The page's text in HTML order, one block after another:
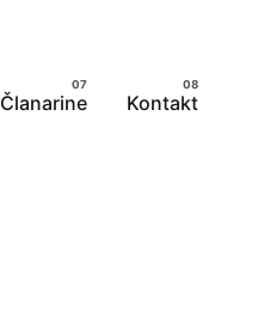
Članarine Kontakt